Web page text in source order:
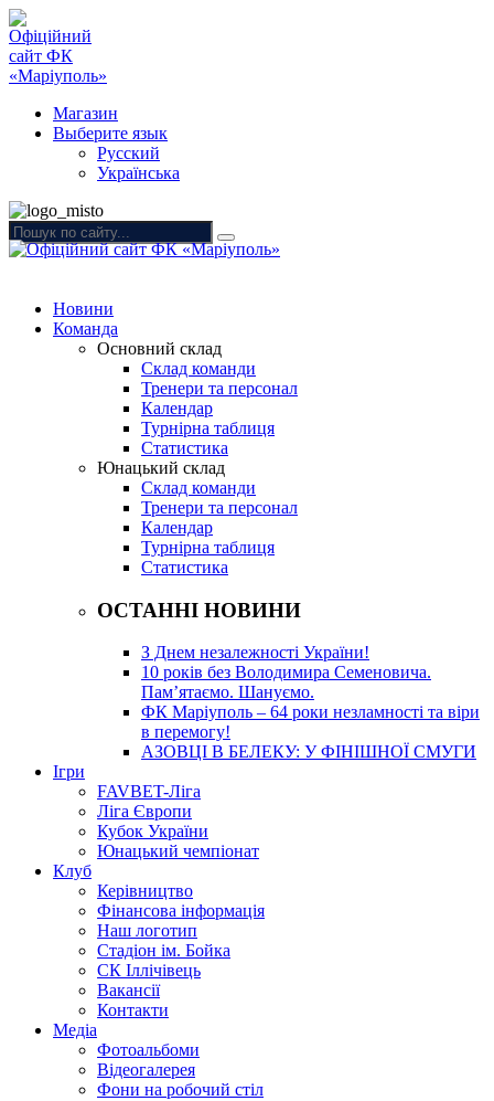
Магазин
Выберите язык
Русский
Українська
Новини
Команда
Основний склад
Склад команди
Тренери та персонал
Календар
Турнірна таблиця
Статистика
Юнацький склад
Склад команди
Тренери та персонал
Календар
Турнірна таблиця
Статистика
ОСТАННІ НОВИНИ
З Днем незалежності України!
10 років без Володимира Семеновича.
Пам’ятаємо. Шануємо.
ФК Маріуполь – 64 роки незламності та віри
в перемогу!
АЗОВЦІ В БЕЛЕКУ: У ФІНІШНОЇ СМУГИ
Ігри
FAVBET-Ліга
Ліга Європи
Кубок України
Юнацький чемпіонат
Клуб
Керівництво
Фінансова інформація
Наш логотип
Стадіон ім. Бойка
СК Іллічівець
Вакансії
Контакти
Медіа
Фотоальбоми
Відеогалерея
Фони на робочий стіл